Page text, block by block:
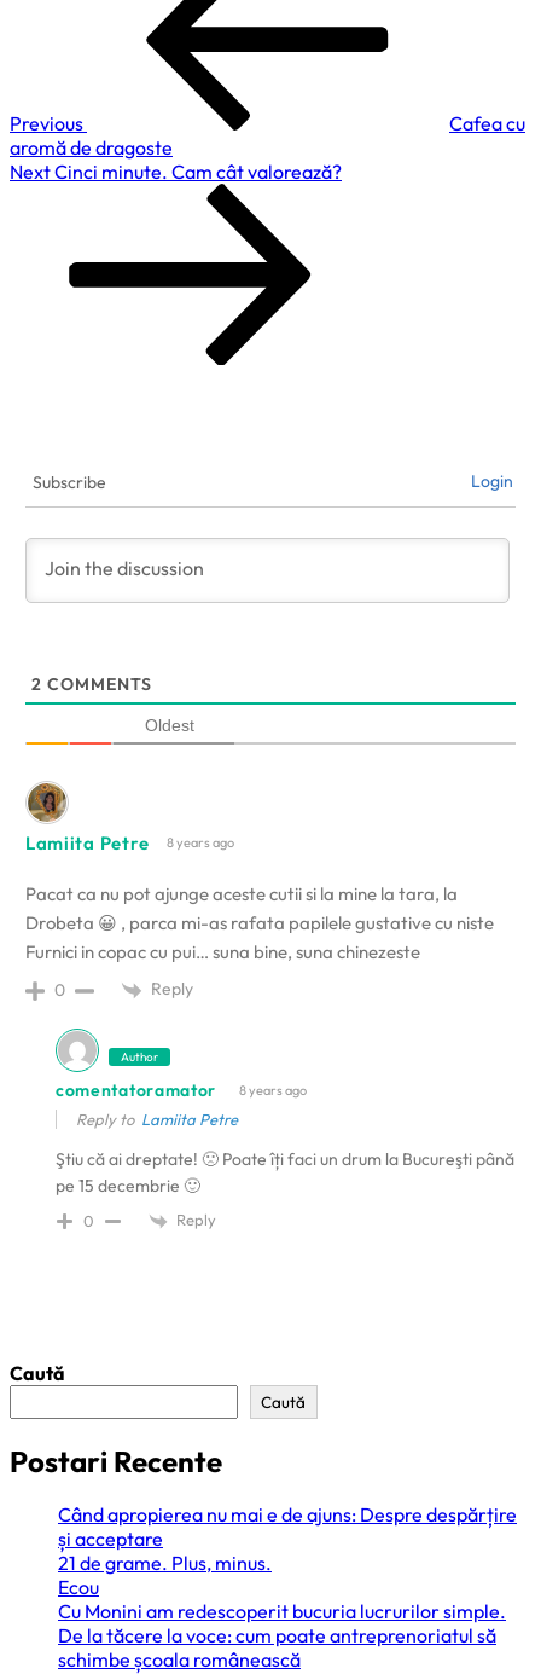
joacă-
sau
pentru
Previous
Cafea cu
aromă de dragoste
Next
NextCinci minute. Cam cât valorează?
Subscribe Login
2 COMMENTS
Oldest
Lamiita Petre 8 years ago
Pacat ca nu pot ajunge aceste cutii si la mine la tara, la
Drobeta 😀 , parca mi-as rafata papilele gustative cu niste
Furnici in copac cu pui… suna bine, suna chinezeste
0 Reply
Author
comentatoramator 8 years ago
Reply to Lamiita Petre
Ştiu că ai dreptate! 🙁 Poate îți faci un drum la Bucureşti până
pe 15 decembrie 🙂
0 Reply
Caută
Caută
Postari Recente
Când apropierea nu mai e de ajuns: Despre despărțire
și acceptare
21 de grame. Plus, minus.
Ecou
Cu Monini am redescoperit bucuria lucrurilor simple.
De la tăcere la voce: cum poate antreprenoriatul să
schimbe școala românească